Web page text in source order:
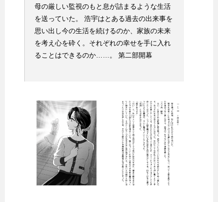
母の厳しい監視のもと息が詰まるような生活
を送っていた。 浩宇はとある過去の出来事を
思い出し今の生活を続けるのか、家族の未来
を考え心を砕く。それぞれの幸せを手に入れ
ることはできるのか……。 第二部開幕